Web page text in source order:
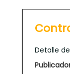
Detalle